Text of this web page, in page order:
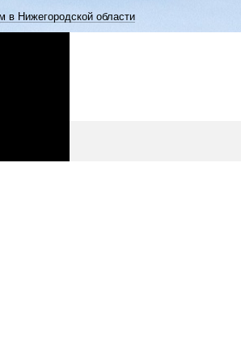
в Нижегородской области